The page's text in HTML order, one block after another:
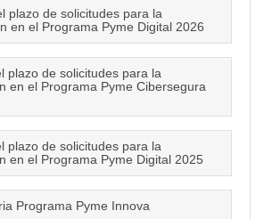
plazo de solicitudes para la
en el Programa Pyme Digital 2026
plazo de solicitudes para la
en el Programa Pyme Cibersegura
plazo de solicitudes para la
en el Programa Pyme Digital 2025
Programa Pyme Innova